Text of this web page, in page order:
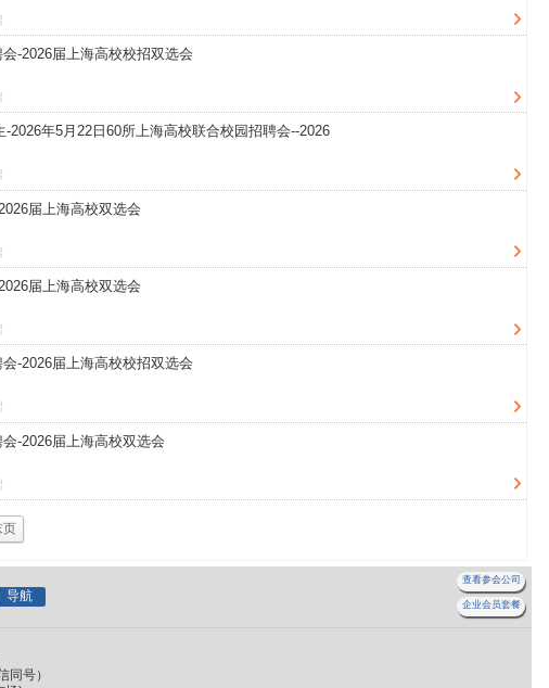
-2026届上海高校校招双选会
2026年5月22日60所上海高校联合校园招聘会--2026
届上海高校双选会
届上海高校双选会
-2026届上海高校校招双选会
-2026届上海高校双选会
页
导航
查看参会公司
企业会员套餐
同号）